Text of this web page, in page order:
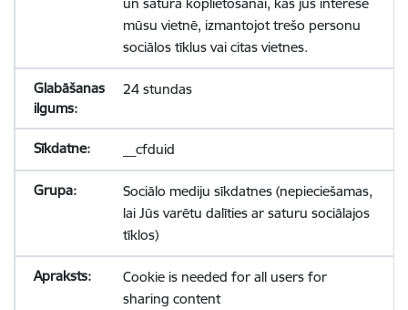
mūsu vietnē, izmantojot trešo personu
sociālos tīklus vai citas vietnes.
24 stundas
__cfduid
Sociālo mediju sīkdatnes (nepieciešamas,
lai Jūs varētu dalīties ar saturu sociālajos
tīklos)
Cookie is needed for all users for
sharing content